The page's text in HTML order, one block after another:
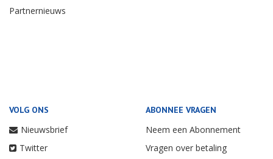
Partnernieuws
VOLG ONS
Nieuwsbrief
Twitter
ABONNEE VRAGEN
Neem een Abonnement
Vragen over betaling